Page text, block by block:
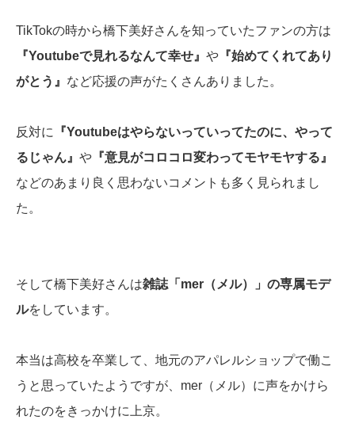
TikTokの時から橋下美好さんを知っていたファンの方は
『Youtubeで見れるなんて幸せ』 や 『始めてくれてあり
がとう』 など応援の声がたくさんありました。
反対に
『Youtubeはやらないっていってたのに、やって
るじゃん』 や 『意見がコロコロ変わってモヤモヤする』
などのあまり良く思わないコメントも多く見られまし
た。
そして橋下美好さんは雑誌「mer（メル）」の専属モデ
ルをしています。
本当は高校を卒業して、地元のアパレルショップで働こ
うと思っていたようですが、mer（メル）に声をかけら
れたのをきっかけに上京。